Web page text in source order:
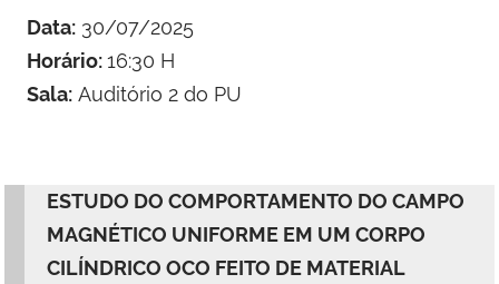
Data: 30/07/2025
Horário:16:30 H
Sala: Auditório 2 do PU
ESTUDO DO COMPORTAMENTO DO CAMPO
MAGNÉTICO UNIFORME EM UM CORPO
CILÍNDRICO OCO FEITO DE MATERIAL